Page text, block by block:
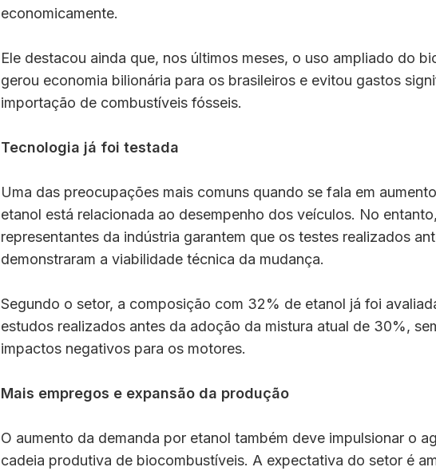
economicamente.
Ele destacou ainda que, nos últimos meses, o uso ampliado do
gerou economia bilionária para os brasileiros e evitou gastos
importação de combustíveis fósseis.
Tecnologia já foi testada
Uma das preocupações mais comuns quando se fala em
etanol está relacionada ao desempenho dos veículos. No entanto,
representantes da indústria garantem que os testes realizados
demonstraram a viabilidade técnica da mudança.
Segundo o setor, a composição com 32% de etanol já foi
estudos realizados antes da adoção da mistura atual de 30%,
impactos negativos para os motores.
Mais empregos e expansão da produção
O aumento da demanda por etanol também deve impulsionar o
cadeia produtiva de biocombustíveis. A expectativa do setor é